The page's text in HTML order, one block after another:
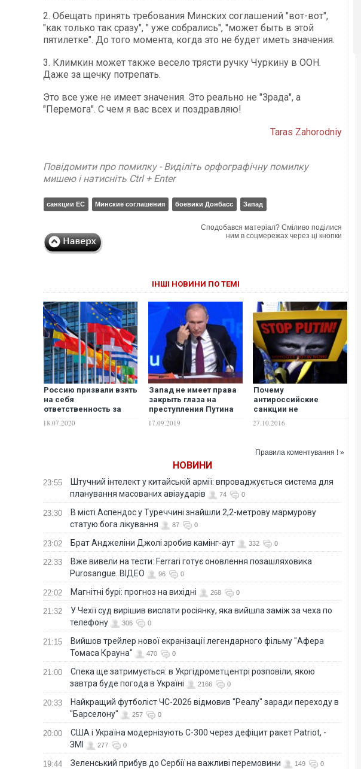
2. Обещать принять требования Минских соглашений "вот-вот",
"как только так сразу", " уже собрались", "может быть в этой
пятилетке". До того момента, когда это не будет иметь значения.
3. Климкин может также весело трясти ручку Чуркину в ООН.
Даже за щечку потрепать.
Это все уже не имеет значения. Это реально не "Зрада", а
"Перемога". С чем я вас всех и поздравляю!
Taras Zahorodniy
Повідомити про помилку - Виділіть орфографічну помилку
мишею і натисніть Ctrl + Enter
санкции ЕС Минские соглашения боевики Донбасс Запад
Сподобався матеріал? Сміливо поділися
ним в соцмережах через ці кнопки
ІНШІ НОВИНИ ПО ТЕМІ
Россию призвали взять
на себя
ответственность за
соглашений и
18.07.2020
Запад не имеет права
закрыть глаза на
преступления Путина
Financial Times
17.09.2019
Почему
антироссийские
санкции не
на Донбассе
27.10.2016
Правила коментування ! »
НОВИНИ
23:55
Штучний інтелект у китайській армії: впроваджується система для
планування масованих авіаударів
74 0
23:30
В місті Аспендос у Туреччині знайшли 2,2-метрову мармурову
статую бога лікування
87 0
23:02 Брат Анджеліни Джолі зробив камінг-аут 332 0
22:33
Вже вивели на тести: Ferrari готує оновлення позашляховика
Purosangue. ВІДЕО
96 0
22:02 Магнітні бурі: прогноз на вихідні 268 0
21:32
У Чехії суд вирішив вислати росіянку, яка вийшла заміж за чеха по
телефону
306 0
21:15
Вийшов трейлер нової екранізації легендарного фільму "Афера
Томаса Крауна"
470 0
21:00
Спека ще затримується: в Укргідрометцентрі розповіли, якою
завтра буде погода в Україні
2166 0
20:33
Найкращий футболіст ЧС-2026 відмовив "Реалу" заради переходу в
"Барселону"
257 0
20:00
США і Україна модернізують С-300 через дефіцит ракет Patriot, -
ЗМІ
277 0
19:44 Зеленський прибув до Сербії на важливі перемовини 149 0